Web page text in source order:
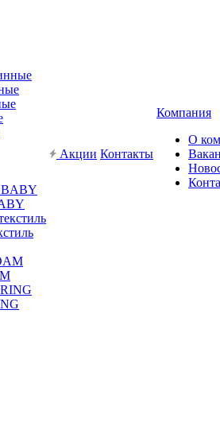
Акции Контакты
Компания
О